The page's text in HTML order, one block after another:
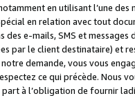
en utilisant l’une
en relation avec tout
des e-mails, SMS et
par le client destinataire) et
notre demande, vous vous
ce qui précède. Nous
à l’obligation de fournir